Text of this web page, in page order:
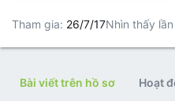
Tham gia 26/7/17Nhìn thấy
Bài viết trên hồ sơ Hoạt